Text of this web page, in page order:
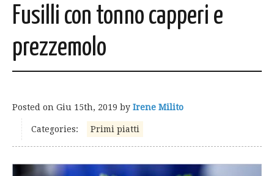
Fusilli con tonno capperi e
prezzemolo
Posted on Giu 15th, 2019 by Irene Milito
Categories: Primi piatti